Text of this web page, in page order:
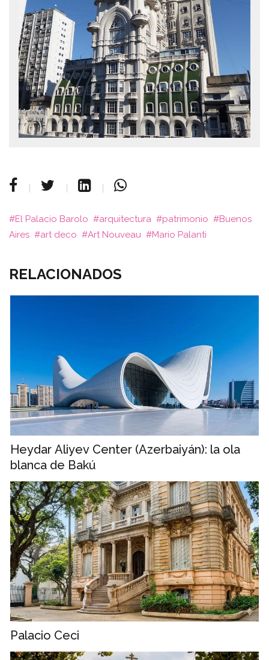
El Palacio Barolo arquitectura patrimonio
Buenos
Aires
art deco Art Nouveau Mario Palanti
RELACIONADOS
Heydar Aliyev Center (Azerbaiyán): la ola
blanca de Bakú
Palacio Ceci